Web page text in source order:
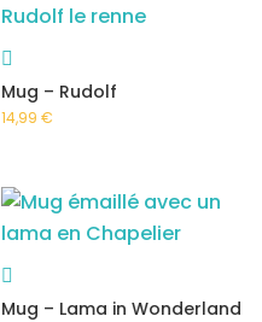
au
ancien
Mug – Rudolf
14,99€
Mug – Lama in Wonderland